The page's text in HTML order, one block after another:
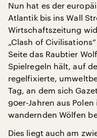
Nun hat es der
Atlantik bis ins Wall
Wirtschaftszeitung
„Clash of
Seite das Raubtier
Spielregeln hält, auf
regelfixierte,
Tag, an dem sich
90er-Jahren aus
wandernden Wölfen
Dies liegt auch am